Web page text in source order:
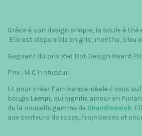
Grâce à son design simple, la boule à
Elle est disponible en gris, menthe, bleu
Gagnant du prix Red Dot Design Award
Prix : 14 € l’infuseur
Et pour créer l’ambiance idéale il vous
bougie Lempi, qui signifie amour en
de la nouvelle gamme de Skandinavisk.
aux senteurs de roses, framboises et